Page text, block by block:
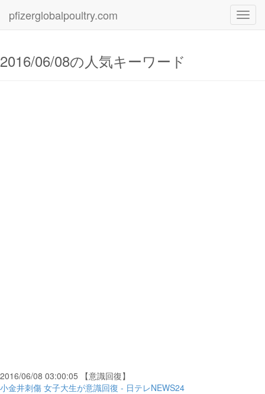
pfizerglobalpoultry.com
2016/06/08の人気キーワード
2016/06/08 03:00:05 【意識回復】
小金井刺傷 女子大生が意識回復 - 日テレNEWS24